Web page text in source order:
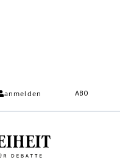
anmelden ABO